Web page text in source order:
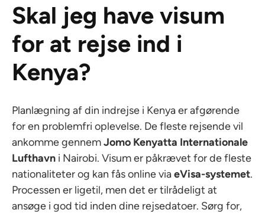
Skal jeg have visum
for at rejse ind i
Kenya?
Planlægning af din indrejse i Kenya er afgørende
for en problemfri oplevelse. De fleste rejsende vil
ankomme gennemJomo Kenyatta Internationale
Lufthavn i Nairobi. Visum er påkrævet for de fleste
nationaliteter og kan fås online viaeVisa-systemet.
Processen er ligetil, men det er tilrådeligt at
ansøge i god tid inden dine rejsedatoer. Sørg for,